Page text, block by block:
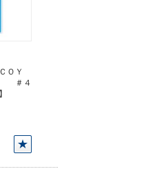
ＣＯＹ
＃４